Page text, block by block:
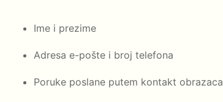
Ime i prezime
Adresa e-pošte i broj telefona
Poruke poslane putem kontakt obrazaca